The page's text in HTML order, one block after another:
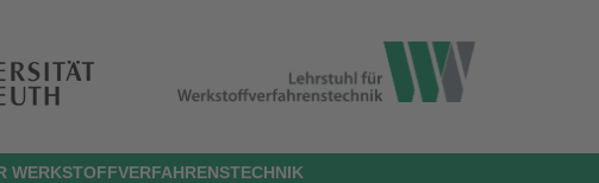
WERKSTOFFVERFAHRENSTECHNIK